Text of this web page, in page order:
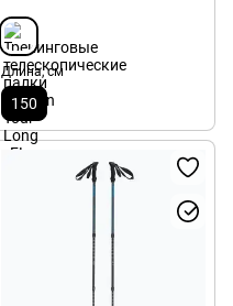
Длина, см
150